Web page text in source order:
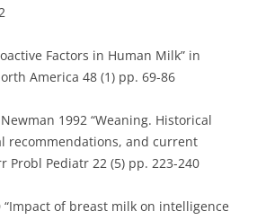
Factors in Human Milk” in
America 48 (1) pp. 69-86
1992 “Weaning. Historical
recommendations, and current
Probl Pediatr 22 (5) pp. 223-240
“Impact of breast milk on intelligence